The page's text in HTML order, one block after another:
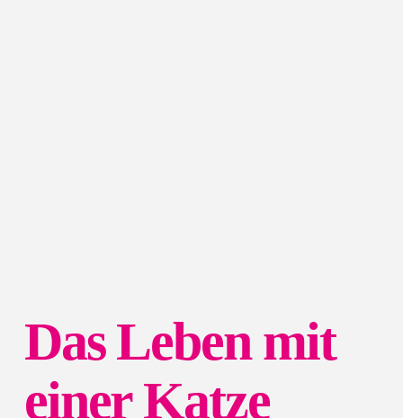
Das Leben mit
einer Katze